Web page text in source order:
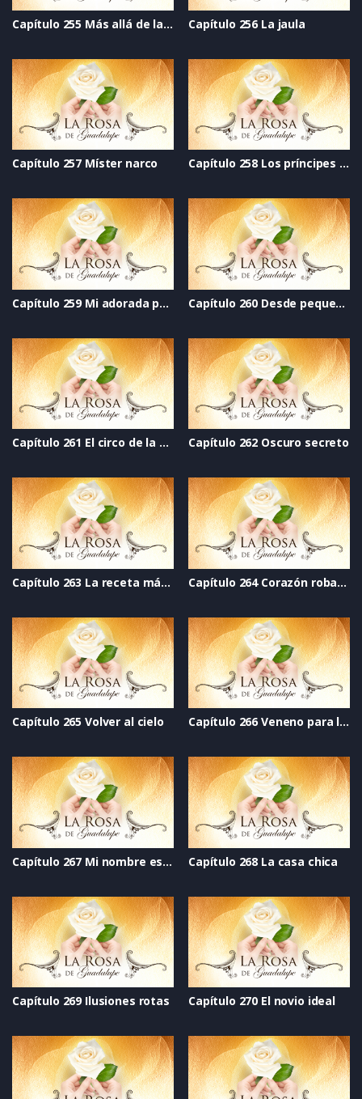
Capítulo 255 Más allá de la aventura Capítulo 256 La jaula
Capítulo 257 Míster narco Capítulo 258 Los príncipes no existen
Capítulo 259 Mi adorada princesa Capítulo 260 Desde pequeños
Capítulo 261 El circo de la vida Capítulo 262 Oscuro secreto
Capítulo 263 La receta mágica Capítulo 264 Corazón robado
Capítulo 265 Volver al cielo Capítulo 266 Veneno para los ogros
Capítulo 267 Mi nombre es Alicia y soy seropositiva Capítulo 268 La casa chica
Capítulo 269 Ilusiones rotas Capítulo 270 El novio ideal